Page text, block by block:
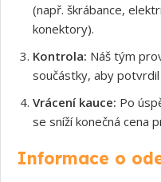
(např. škrábance,
konektory).
Kontrola: Náš tým
součástky, aby
Vrácení kauce: Po
se sníží konečná cena
Informace o